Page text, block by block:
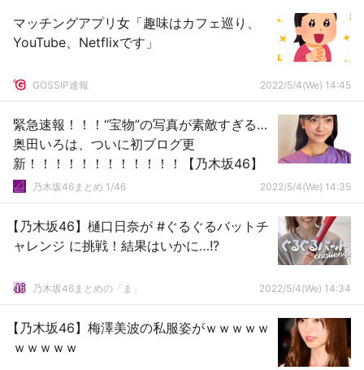
マッチングアプリ女「趣味はカフェ巡り、
YouTube、Netflixです」
GOSSIP速報 2022/5/4(We) 14:45
緊急速報！！！“宝物”の写真が素敵すぎる…
奥田いろは、ついに初ブログ更
新！！！！！！！！！！！！【乃木坂46】
乃木坂46まとめ 1/46 2022/5/4(We) 14:35
【乃木坂46】樋口日奈が #ぐるぐるバットチ
ャレンジ に挑戦！結果はいかに…!?
乃木坂46まとめの「ま」 2022/5/4(We) 14:34
【乃木坂46】梅澤美波の私服姿がｗｗｗｗｗ
ｗｗｗｗｗ